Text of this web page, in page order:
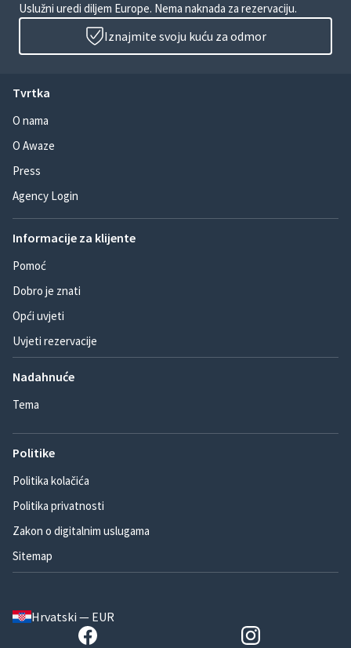
Uslužni uredi diljem Europe. Nema naknada za rezervaciju.
Iznajmite svoju kuću za odmor
Tvrtka
O nama
O Awaze
Press
Agency Login
Informacije za klijente
Pomoć
Dobro je znati
Opći uvjeti
Uvjeti rezervacije
Nadahnuće
Tema
Politike
Politika kolačića
Politika privatnosti
Zakon o digitalnim uslugama
Sitemap
Hrvatski — EUR